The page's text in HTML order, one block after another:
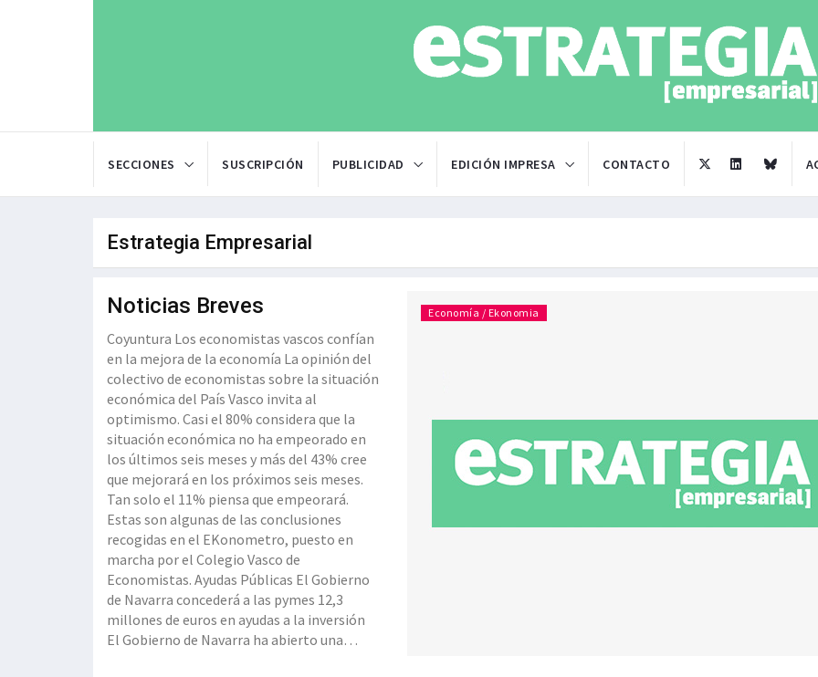
SECCIONES SUSCRIPCIÓN PUBLICIDAD EDICIÓN IMPRESA CONTACTO
Estrategia Empresarial
Noticias Breves
Coyuntura Los economistas vascos confían
en la mejora de la economía La opinión del
colectivo de economistas sobre la situación
económica del País Vasco invita al
optimismo. Casi el 80% considera que la
situación económica no ha empeorado en
los últimos seis meses y más del 43% cree
que mejorará en los próximos seis meses.
Tan solo el 11% piensa que empeorará.
Estas son algunas de las conclusiones
recogidas en el EKonometro, puesto en
marcha por el Colegio Vasco de
Economistas. Ayudas Públicas El Gobierno
de Navarra concederá a las pymes 12,3
millones de euros en ayudas a la inversión
El Gobierno de Navarra ha abierto una
Economía / Ekonomia